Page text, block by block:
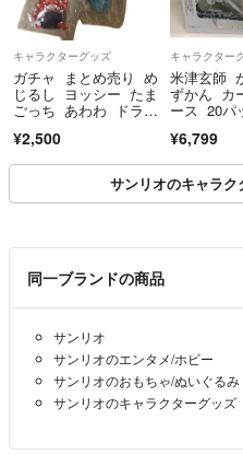
キャラクターグッズ
ガチャ まとめ売り め
じるし ヨッシー たま
ごっち あわわ ドラク
チ
¥2,500
キャラクター
米津玄師
ずかん カ
ース 20パ
¥6,799
サンリオのキャラ
同一ブランドの商品
サンリオ
サンリオのエンタメ/ホビー
サンリオのおもちゃ/ぬいぐるみ
サンリオのキャラクターグッズ